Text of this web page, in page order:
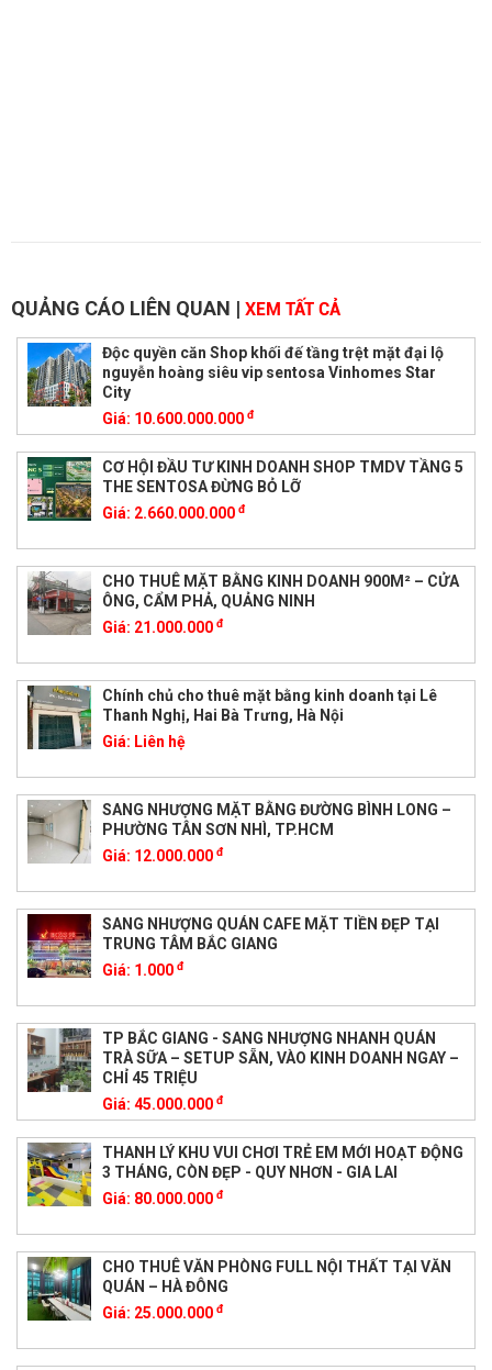
QUẢNG CÁO LIÊN QUAN | XEM TẤT CẢ
Độc quyền căn Shop khối đế tầng trệt mặt đại lộ
nguyễn hoàng siêu vip sentosa Vinhomes Star
City
Giá: 10.600.000.000 đ
CƠ HỘI ĐẦU TƯ KINH DOANH SHOP TMDV TẦNG 5
THE SENTOSA ĐỪNG BỎ LỠ
Giá: 2.660.000.000 đ
CHO THUÊ MẶT BẰNG KINH DOANH 900M² – CỬA
ÔNG, CẨM PHẢ, QUẢNG NINH
Giá: 21.000.000 đ
Chính chủ cho thuê mặt bằng kinh doanh tại Lê
Thanh Nghị, Hai Bà Trưng, Hà Nội
Giá: Liên hệ
SANG NHƯỢNG MẶT BẰNG ĐƯỜNG BÌNH LONG –
PHƯỜNG TÂN SƠN NHÌ, TP.HCM
Giá: 12.000.000 đ
SANG NHƯỢNG QUÁN CAFE MẶT TIỀN ĐẸP TẠI
TRUNG TÂM BẮC GIANG
Giá: 1.000 đ
TP BẮC GIANG - SANG NHƯỢNG NHANH QUÁN
TRÀ SỮA – SETUP SẴN, VÀO KINH DOANH NGAY –
CHỈ 45 TRIỆU
Giá: 45.000.000 đ
THANH LÝ KHU VUI CHƠI TRẺ EM MỚI HOẠT ĐỘNG
3 THÁNG, CÒN ĐẸP - QUY NHƠN - GIA LAI
Giá: 80.000.000 đ
CHO THUÊ VĂN PHÒNG FULL NỘI THẤT TẠI VĂN
QUÁN – HÀ ĐÔNG
Giá: 25.000.000 đ